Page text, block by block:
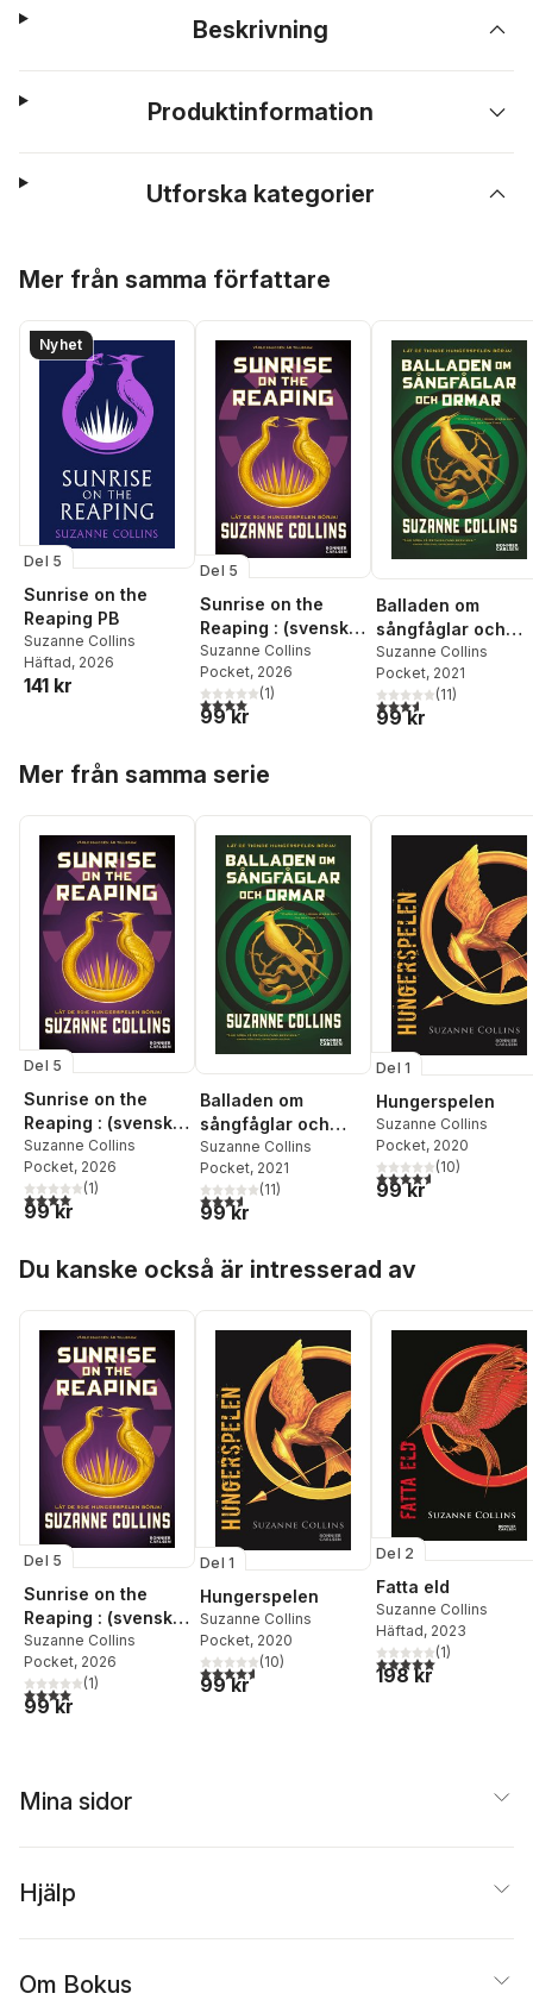
Beskrivning
Produktinformation
Utforska kategorier
Mer från samma författare
Nyhet
Del 5
Sunrise on the
Reaping PB
Suzanne Collins
Häftad, 2026
141 kr
Del 5
Sunrise on the
Reaping : (svensk
utgåva)
Suzanne Collins
Pocket, 2026
4,0utav 5 stjärnor. Totalt antal röster:
(1)
99 kr
Balladen om
sångfåglar och
ormar
Suzanne Collins
Pocket, 2021
3,6utav 5 stjärnor.
(11)
99 kr
Mer från samma serie
Del 5
Sunrise on the
Reaping : (svensk
utgåva)
Suzanne Collins
Pocket, 2026
4,0utav 5 stjärnor. Totalt antal röster:
(1)
99 kr
Balladen om
sångfåglar och
ormar
Suzanne Collins
Pocket, 2021
3,6utav 5 stjärnor. Totalt antal röster:
(11)
99 kr
Del 1
Hungerspelen
Suzanne Collins
Pocket, 2020
4,6utav 5 stjärnor.
(10)
99 kr
Du kanske också är intresserad av
Del 5
Sunrise on the
Reaping : (svensk
utgåva)
Suzanne Collins
Pocket, 2026
4,0utav 5 stjärnor. Totalt antal röster:
(1)
99 kr
Del 1
Hungerspelen
Suzanne Collins
Pocket, 2020
4,6utav 5 stjärnor. Totalt antal röster:
(10)
99 kr
Del 2
Fatta eld
Suzanne Collins
Häftad, 2023
5,0utav 5 stjärnor.
(1)
198 kr
Mina sidor
Hjälp
Om Bokus